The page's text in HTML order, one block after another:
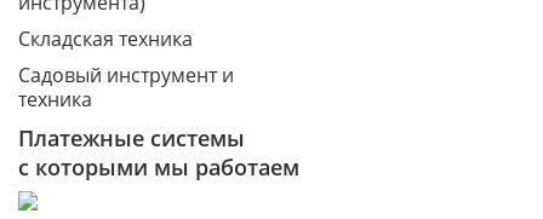
Складская техника
Садовый инструмент и
техника
Платежные системы
с которыми мы работаем